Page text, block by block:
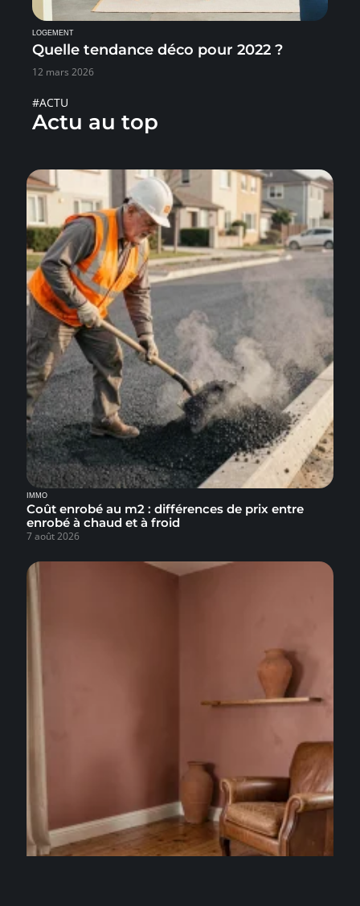
LOGEMENT
Quelle tendance déco pour 2022 ?
12 mars 2026
#ACTU
Actu au top
IMMO
Coût enrobé au m2 : différences de prix entre
enrobé à chaud et à froid
7 août 2026